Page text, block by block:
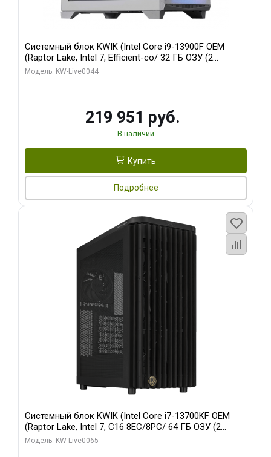
Системный блок KWIK (Intel Core i9-13900F OEM
(Raptor Lake, Intel 7, Efficient-co/ 32 ГБ ОЗУ (2
модуля)/ Gigabyte RTX5070Ti AERO OC 16GB GDDR7
Модель: KW-Live0044
219 951 руб.
В наличии
Купить
Подробнее
Системный блок KWIK (Intel Core i7-13700KF OEM
(Raptor Lake, Intel 7, C16 8EC/8PC/ 64 ГБ ОЗУ (2
модуля)/ ASUS RTX5080 PROART OC 16GB GDDR7
Модель: KW-Live0065